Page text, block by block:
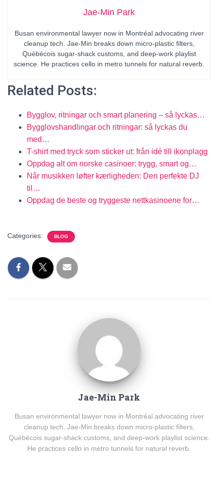
Jae-Min Park
Busan environmental lawyer now in Montréal advocating river
cleanup tech. Jae-Min breaks down micro-plastic filters,
Québécois sugar-shack customs, and deep-work playlist
science. He practices cello in metro tunnels for natural reverb.
Related Posts:
Bygglov, ritningar och smart planering – så lyckas…
Bygglovshandlingar och ritningar: så lyckas du
med…
T-shirt med tryck som sticker ut: från idé till ikonplagg
Oppdag alt om norske casinoer: trygg, smart og…
Når musikken løfter kærligheden: Den perfekte DJ
til…
Oppdag de beste og tryggeste nettkasinoene for…
Categories: BLOG
Jae-Min Park
Busan environmental lawyer now in Montréal advocating river
cleanup tech. Jae-Min breaks down micro-plastic filters,
Québécois sugar-shack customs, and deep-work playlist science.
He practices cello in metro tunnels for natural reverb.